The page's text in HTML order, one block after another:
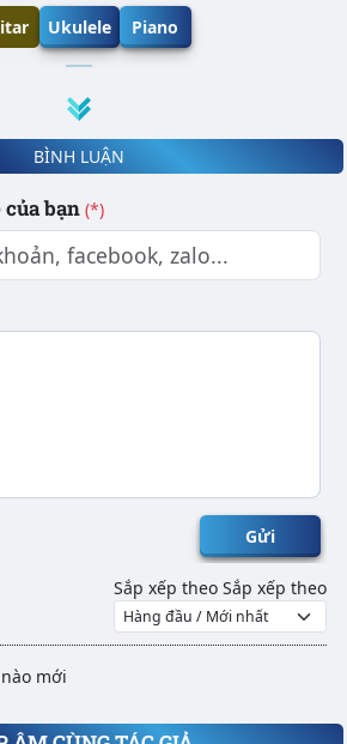
Ukulele Piano
BÌNH LUẬN
bạn (*)
Gửi
Sắp xếp theo Sắp xếp theo
mới